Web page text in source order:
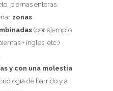
piernas enteras.
zonas
(por ejemplo
+ ingles, etc.)
y con una molestia
de barrido y a